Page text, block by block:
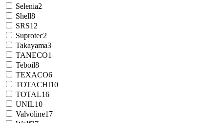
Selenia2
Shell8
SRS12
Suprotec2
Takayama3
TANECO1
Teboil8
TEXACO6
TOTACHI10
TOTAL16
UNIL10
Valvoline17